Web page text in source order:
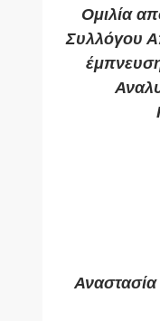
Ομιλία
Συλλόγου